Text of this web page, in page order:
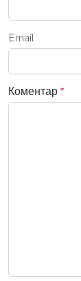
Email
Коментар *